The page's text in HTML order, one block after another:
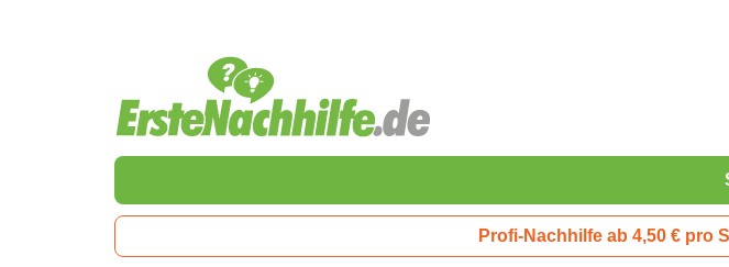
Profi-Nachhilfe ab 4,50 € pro